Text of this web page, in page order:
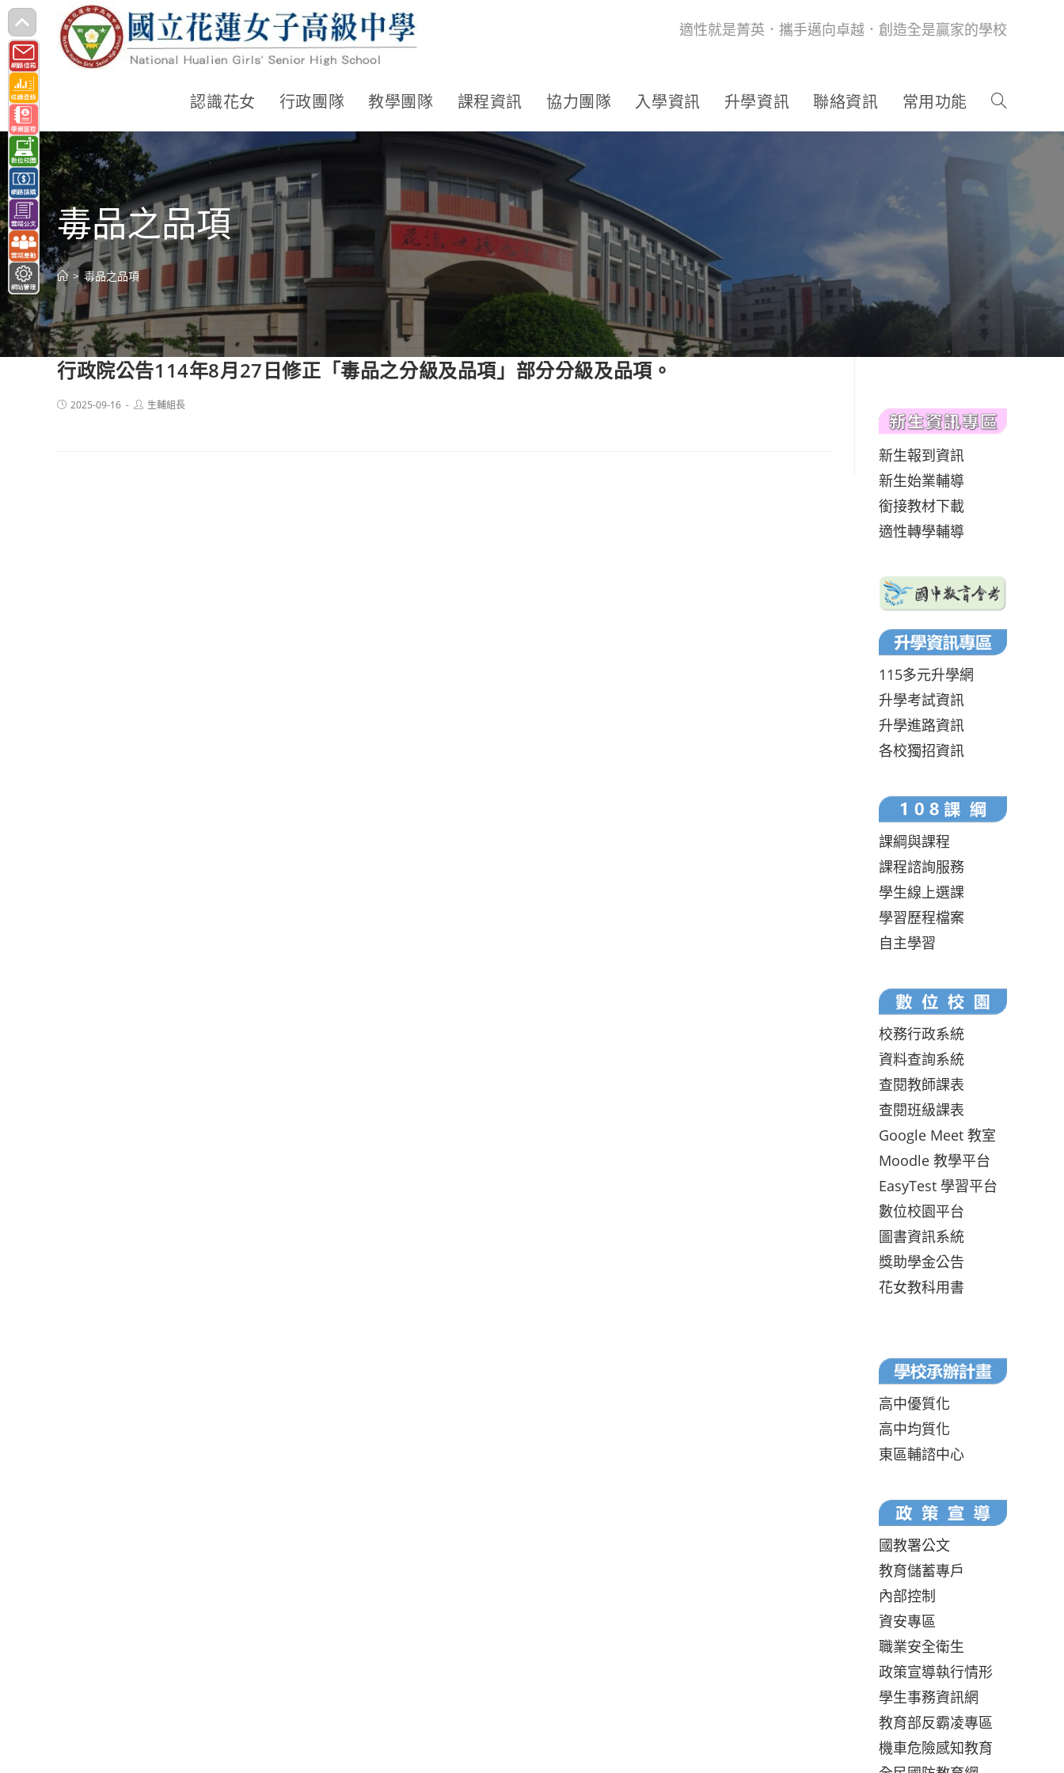
跳
轉
至
主
要
內
容
適性就是菁英．攜手邁向卓越．創造全是贏家的學校
認識花女 行政團隊 教學團隊 課程資訊 協力團隊 入學資訊 升學資訊 聯絡資訊 常用功能
毒品之品項
> 毒品之品項
行政院公告114年8月27日修正「毒品之分級及品項」部分分級及品項。
Post2025-09-16
Post生輔組長
新生報到資訊
新生始業輔導
銜接教材下載
適性轉學輔導
115多元升學網
升學考試資訊
升學進路資訊
各校獨招資訊
課綱與課程
課程諮詢服務
學生線上選課
學習歷程檔案
自主學習
校務行政系統
資料查詢系統
查閱教師課表
查閱班級課表
Google Meet 教室
Moodle 教學平台
EasyTest 學習平台
數位校園平台
圖書資訊系統
獎助學金公告
花女教科用書
高中優質化
高中均質化
東區輔諮中心
國教署公文
教育儲蓄專戶
內部控制
資安專區
職業安全衛生
政策宣導執行情形
學生事務資訊網
教育部反霸凌專區
機車危險感知教育